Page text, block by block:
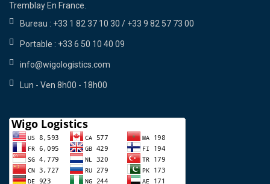
Tremblay En France.
Bureau : +33 1 82 37 10 30 / +33 9 82 57 73 00
Portable : +33 6 50 10 40 09
info@wigologistics.com
Lun - Ven 8h00 - 18h00